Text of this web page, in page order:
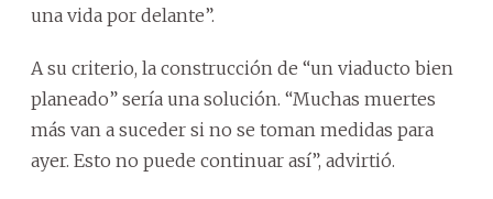
una vida por delante”.
A su criterio, la construcción de “un viaducto bien
planeado” sería una solución. “Muchas muertes
más van a suceder si no se toman medidas para
ayer. Esto no puede continuar así”, advirtió.